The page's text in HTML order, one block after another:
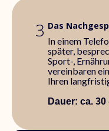
3 Das
In einem
später,
Sport-,
vereinbaren
Ihren
Dauer: ca.